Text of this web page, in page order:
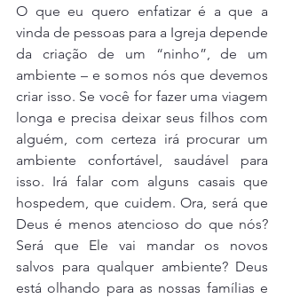
O que eu quero enfatizar é a que a
vinda de pessoas para a Igreja depende
da criação de um “ninho”, de um
ambiente – e somos nós que devemos
criar isso. Se você for fazer uma viagem
longa e precisa deixar seus filhos com
alguém, com certeza irá procurar um
ambiente confortável, saudável para
isso. Irá falar com alguns casais que
hospedem, que cuidem. Ora, será que
Deus é menos atencioso do que nós?
Será que Ele vai mandar os novos
salvos para qualquer ambiente? Deus
está olhando para as nossas famílias e